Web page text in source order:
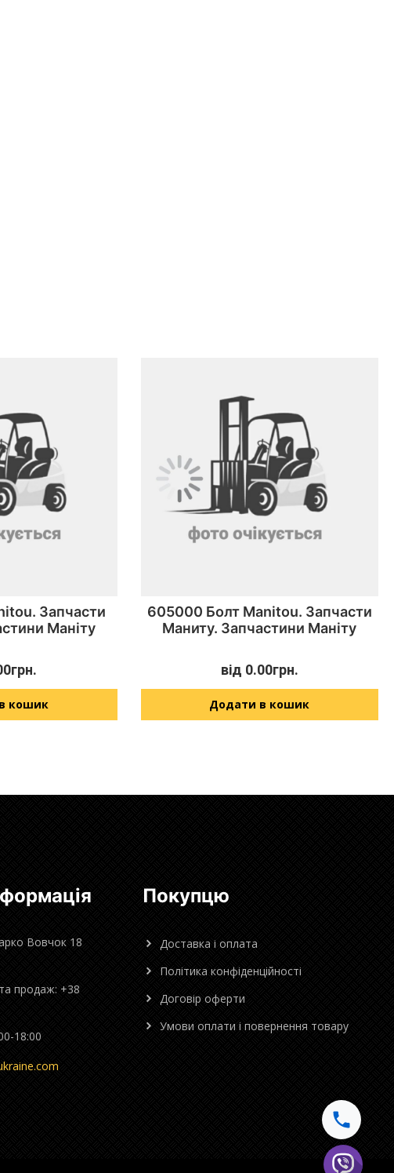
Запчасти
Маніту
грн.
кошик
605000 Болт Manitou. Запчасти
Маниту. Запчастини Маніту
від 0.00грн.
Додати в кошик
Вовчок 18
продаж: +38
18:00
Покупцю
Доставка і оплата
Політика конфіденційності
Договір оферти
Умови оплати і повернення товару